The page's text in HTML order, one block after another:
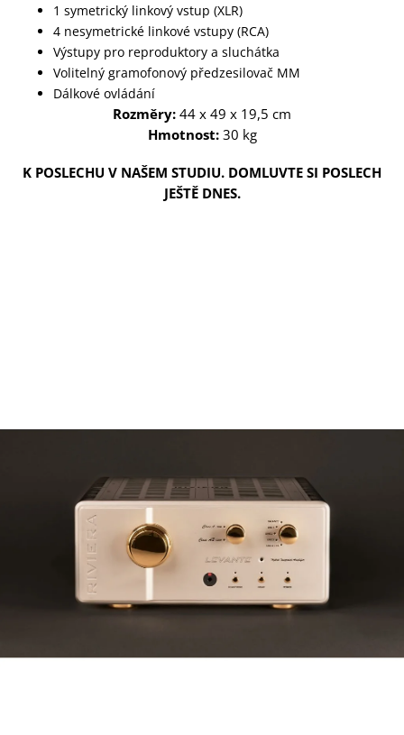
1 symetrický linkový vstup (XLR)
4 nesymetrické linkové vstupy (RCA)
Výstupy pro reproduktory a sluchátka
Volitelný gramofonový předzesilovač MM
Dálkové ovládání
Rozměry:44 x 49 x 19,5 cm
Hmotnost: 30 kg
K POSLECHU V NAŠEM STUDIU. DOMLUVTE SI POSLECH
JEŠTĚ DNES.